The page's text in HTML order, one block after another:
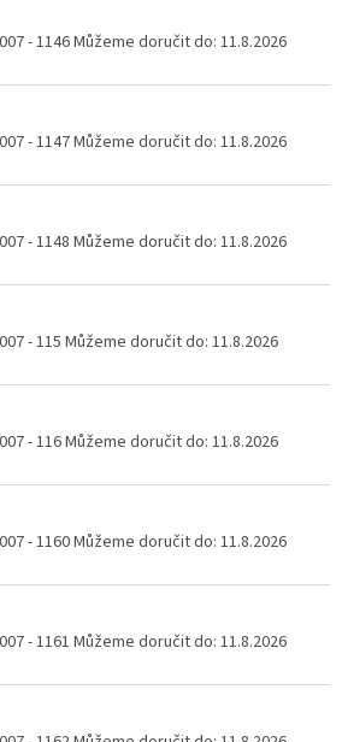
- 1146Můžeme doručit do: 11.8.2026
- 1147Můžeme doručit do: 11.8.2026
- 1148Můžeme doručit do: 11.8.2026
- 115Můžeme doručit do: 11.8.2026
- 116Můžeme doručit do: 11.8.2026
- 1160Můžeme doručit do: 11.8.2026
- 1161Můžeme doručit do: 11.8.2026